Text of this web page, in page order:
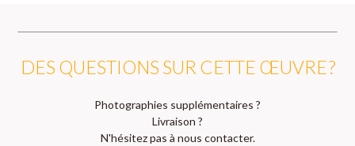
DES QUESTIONS SUR CETTE ŒUVRE ?
Photographies supplémentaires ?
Livraison ?
N'hésitez pas à nous contacter.